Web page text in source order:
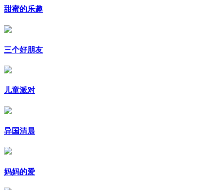
甜蜜的乐趣
三个好朋友
儿童派对
异国清晨
妈妈的爱